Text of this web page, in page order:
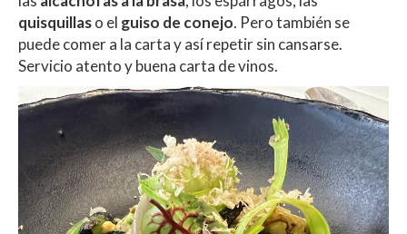
quisquillaso el guiso de conejo. Pero también se
puede comer a la carta y así repetir sin cansarse.
Servicio atento y buena carta de vinos.